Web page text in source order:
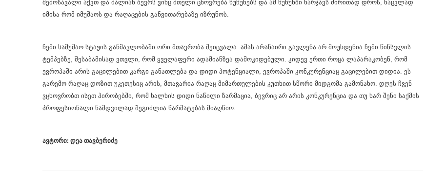
შემოსავალი აქვთ და ძალიან ბევრს ვინც მთელი ცხოვრება წუწუნებს და ამ წუწუნში ხარჯავს ძირითად დროს, ნაცვლად
იმისა რომ იმუშაოს და რაღაცების განვითარებაზე იზრუნოს.
ჩემი სამუშაო სტაჟის განმავლობაში ორი მთავრობა შეიცვალა. ამას არანაირი გავლენა არ მოუხდენია ჩემი წინსვლის
ტემპებზე, შესაბამისად ვთვლი, რომ ყველაფერი ადამიანზეა დამოკიდებული. კიდევ ერთი როცა ლაპარაკობენ, რომ
ევროპაში არის გაცილებით კარგი განათლება და დიდი პოტენციალი, ევროპაში კონკურენციაც გაცილებით დიდია. ეს
გარემო რაღაც დოზით უკეთესიც არის, მთავარია რაღაც მიმართულების კუთხით სწორი მიდგომა გამონახო. დღეს ჩვენ
ვცხოვრობთ ისეთ პირობებში, რომ ხალხის დიდი ნაწილი ზარმაცია, ბევრიც არ არის კონკურენცია და თუ ხარ შენი საქმის
პროფესიონალი ნამდვილად შეგიძლია წარმატებას მიაღწიო.
ავტორი: დეა თავბერიძე